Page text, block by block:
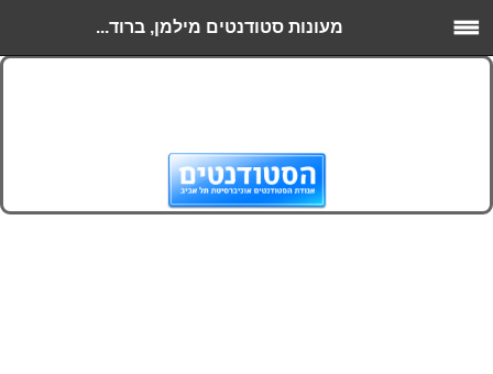
מעונות סטודנטים מילמן, ברוד...